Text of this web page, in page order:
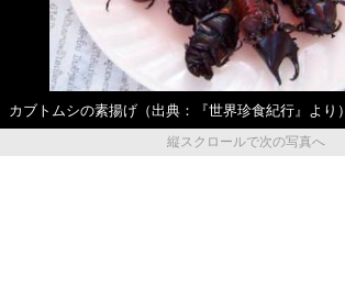
カブトムシの素揚げ（出典：『世界珍食紀行』より）
縦スクロールで次の写真へ